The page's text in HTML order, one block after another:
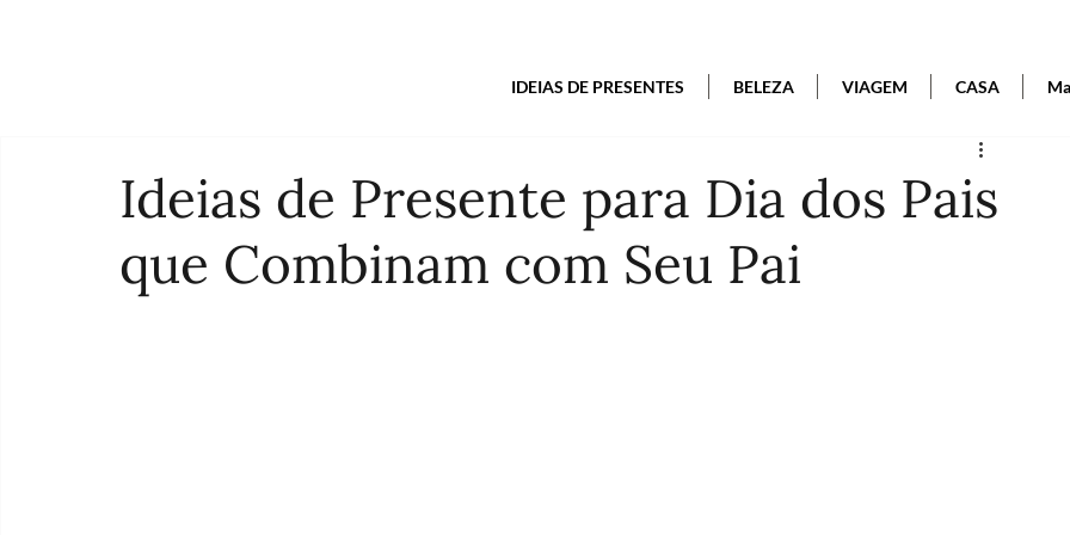
IDEIAS DE PRESENTES BELEZA VIAGEM CASA
Ideias de Presente para Dia dos Pais
que Combinam com Seu Pai